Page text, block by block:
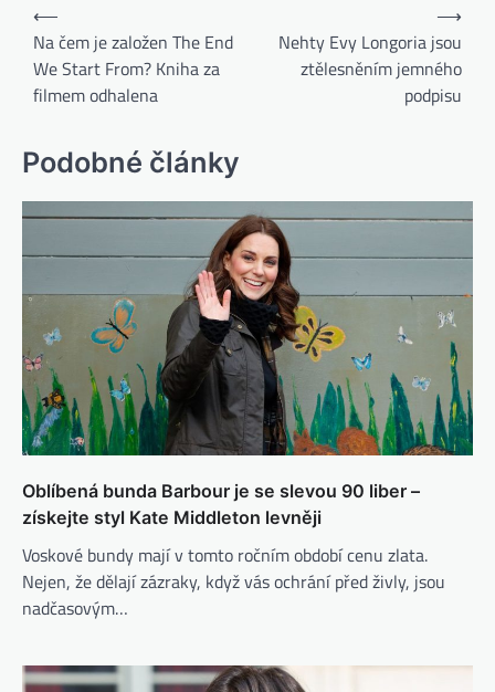
⟵
Na čem je založen The End
We Start From? Kniha za
filmem odhalena
Nehty Evy Longoria jsou
ztělesněním jemného
podpisu
⟶
Podobné články
Oblíbená bunda Barbour je se slevou 90 liber –
získejte styl Kate Middleton levněji
Voskové bundy mají v tomto ročním období cenu zlata.
Nejen, že dělají zázraky, když vás ochrání před živly, jsou
nadčasovým…